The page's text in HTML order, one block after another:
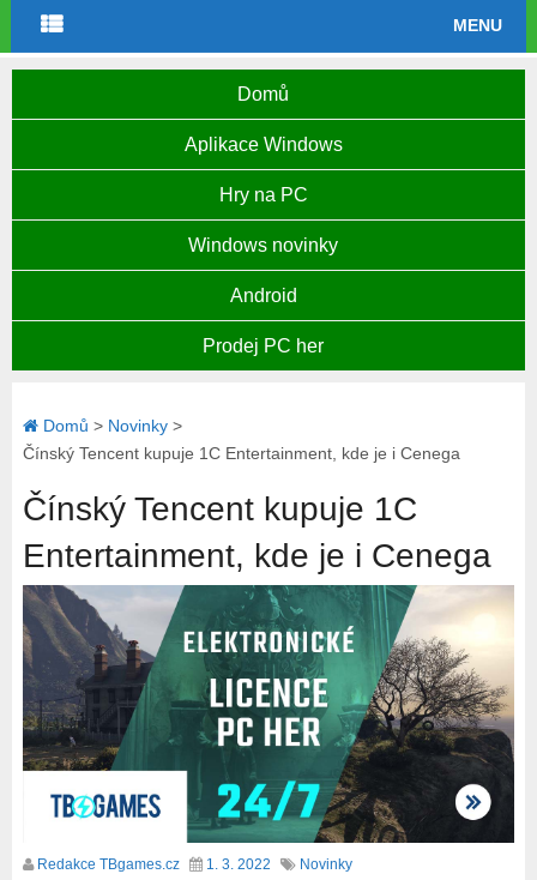
MENU
Domů
Aplikace Windows
Hry na PC
Windows novinky
Android
Prodej PC her
Domů > Novinky>
Čínský Tencent kupuje 1C Entertainment, kde je i Cenega
Čínský Tencent kupuje 1C
Entertainment, kde je i Cenega
Redakce TBgames.cz 1. 3. 2022 Novinky